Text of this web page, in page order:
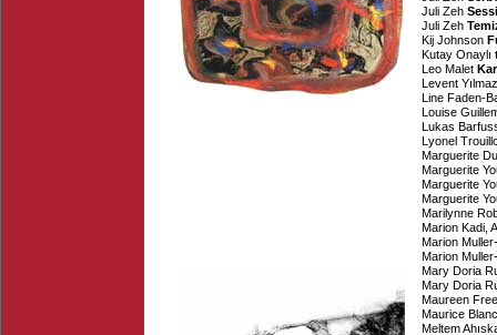
Juli Zeh
Juli Zeh
Kij Johnson
Kutay Onaylı
Leo Malet
Levent Yılmaz
Line Faden-
Louise
Lukas
Lyonel
Marguerite
Marguerite
Marguerite
Marguerite
Marilynne
Marion Kadi
Marion
Marion
Mary Doria
Mary Doria
Maureen
Maurice
Meltem